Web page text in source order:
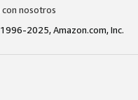
nosotros
2025, Amazon.com, Inc.